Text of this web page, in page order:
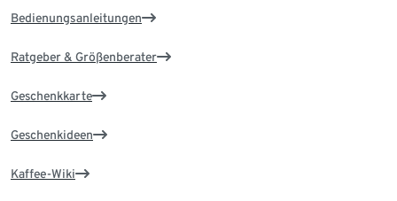
Bedienungsanleitungen
Ratgeber & Größenberater
Geschenkkarte
Geschenkideen
Kaffee-Wiki